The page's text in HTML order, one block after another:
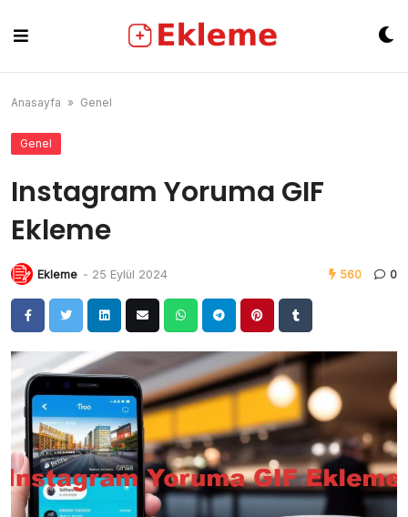
content
Anasayfa » Genel
Genel
Instagram Yoruma GIF
Ekleme
Ekleme - 25 Eylül 2024 560 0